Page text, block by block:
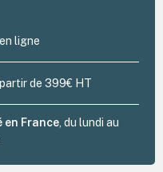
en ligne
de 399€ HT
en France , du lundi au